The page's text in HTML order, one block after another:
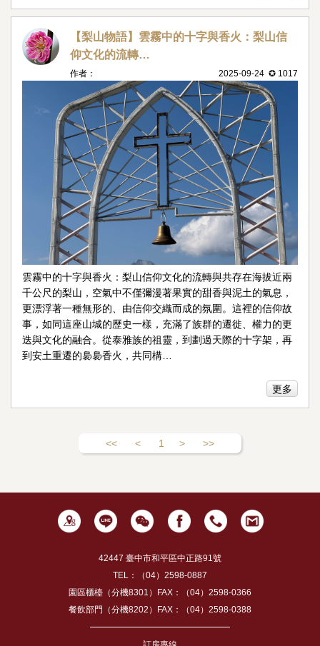
【梨山物語】雲霧中的十字與香火：梨山信
仰文化的流轉…
2025-09-24 ✪ 1017
作者：
雲霧中的十字與香火：梨山信仰文化的流轉與共存在海拔近兩
千公尺的梨山，空氣中不僅彌漫著果實的甜香與泥土的氣息，
更漂浮著一種無形的、由信仰交織而成的氛圍。這裡的信仰故
事，如同這座山城的歷史一樣，充滿了族群的遷徙、權力的更
迭與文化的融合。從泰雅族的祖靈，到劃過天際的十字架，再
到安土重遷的裊裊香火，共同構…
更多
<< < 1 > >>
42447 臺中市和平區中正路91號
TEL：（04）2598-0887
園區櫃檯（分機8301）FAX：（04）2598-0366
餐飲部門（分機8202）FAX：（04）2598-0388